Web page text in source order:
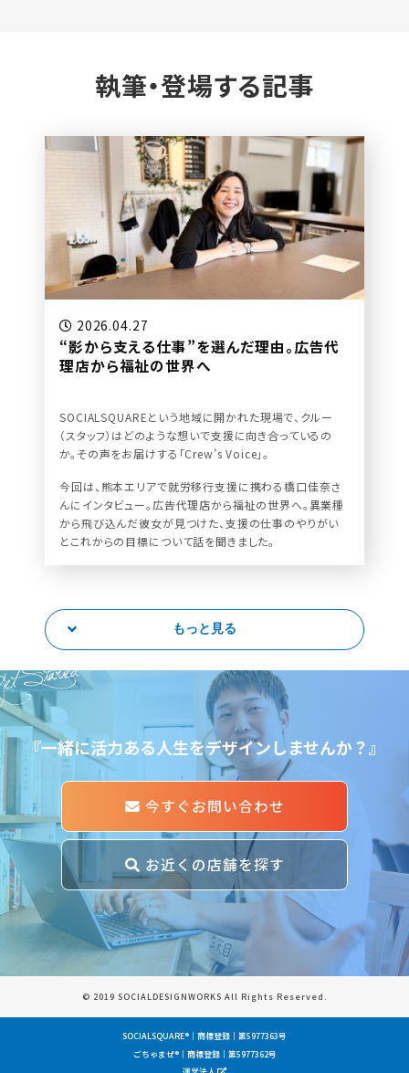
執筆・登場する記事
2026.04.27
“影から支える仕事”を選んだ理由。広告代
理店から福祉の世界へ
SOCIALSQUAREという地域に開かれた現場で、クルー
（スタッフ）はどのような想いで支援に向き合っているの
か。その声をお届けする「Crew’s Voice」。
今回は、熊本エリアで就労移行支援に携わる橋口佳奈さ
んにインタビュー。広告代理店から福祉の世界へ。異業種
から飛び込んだ彼女が見つけた、支援の仕事のやりがい
とこれからの目標について話を聞きました。
もっと見る
Started
『一緒に活力ある人生をデザインしませんか？』
今すぐお問い合わせ
お近くの店舗を探す
© 2019 SOCIALDESIGNWORKS All Rights Reserved.
SOCIALSQUARE®｜商標登録｜第5977363号
ごちゃまぜ®｜商標登録｜第5977362号